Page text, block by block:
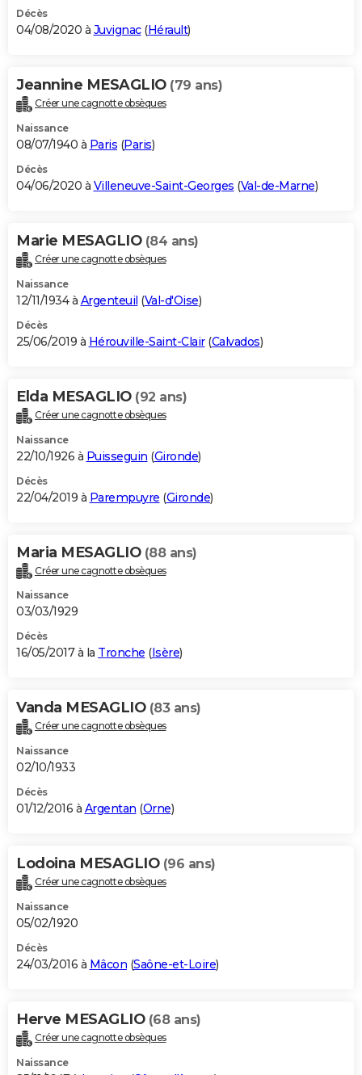
Décès
04/08/2020 à Juvignac(Hérault)
Jeannine MESAGLIO (79 ans)
Créer une cagnotte obsèques
Naissance
08/07/1940 à Paris (Paris)
Décès
04/06/2020 à Villeneuve-Saint-Georges (Val-de-Marne)
Marie MESAGLIO (84 ans)
Créer une cagnotte obsèques
Naissance
12/11/1934 à Argenteuil (Val-d'Oise)
Décès
25/06/2019 à Hérouville-Saint-Clair(Calvados)
Elda MESAGLIO (92 ans)
Créer une cagnotte obsèques
Naissance
22/10/1926 à Puisseguin (Gironde)
Décès
22/04/2019 à Parempuyre (Gironde)
Maria MESAGLIO (88 ans)
Créer une cagnotte obsèques
Naissance
03/03/1929
Décès
16/05/2017 à la Tronche (Isère)
Vanda MESAGLIO (83 ans)
Créer une cagnotte obsèques
Naissance
02/10/1933
Décès
01/12/2016 à Argentan (Orne)
Lodoina MESAGLIO (96 ans)
Créer une cagnotte obsèques
Naissance
05/02/1920
Décès
24/03/2016 à Mâcon (Saône-et-Loire)
Herve MESAGLIO (68 ans)
Créer une cagnotte obsèques
Naissance